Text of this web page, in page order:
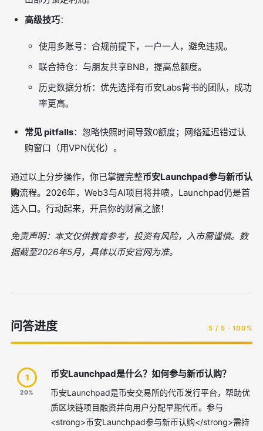
高级技巧：
使用多账号：合规前提下，一户一人，避免违规。
联合持仓：与朋友共享BNB，提高总额度。
历史数据分析：优先选择有币安Labs背书的团队，成功
率更高。
常见 pitfalls：忽略快照时间导致0额度；网络延迟错过认
购窗口（用VPN优化）。
通过以上分步操作，你已掌握完整币安Launchpad参与新币认
购流程。2026年，Web3与AI项目将井喷，Launchpad仍是首
选入口。行动起来，开启你的财富之旅！
免责声明：本文仅供教育参考，投资有风险，入市需谨慎。数
据截至2026年5月，具体以币安官网为准。
问答进度 5 / 5 · 100%
1
20%
币安Launchpad是什么？如何参与新币认购？
币安Launchpad是币安交易所的代币发行平台，帮助优
质区块链项目融资并向用户分配早期代币。参与
<strong>币安Launchpad参与新币认购</strong>需持